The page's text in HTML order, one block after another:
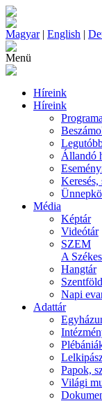
Magyar| English |
Menü
Híreink
Híreink
Állandó
Keresés,
Média
Képtár
Videótár
SZEM
A
Hangtár
Napi
Adattár
Papok,
Világi